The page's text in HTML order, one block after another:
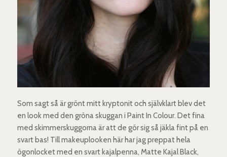
Som sagt så är grönt mitt kryptonit och självklart blev det
en look med den gröna skuggan i Paint In Colour. Det fina
med skimmerskuggorna är att de gör sig så jäkla fint på en
svart bas! Till makeuplooken här har jag preppat hela
ögonlocket med en svart kajalpenna, Matte Kajal Black,